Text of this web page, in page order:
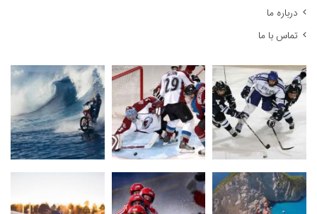
درباره ما
تماس با ما